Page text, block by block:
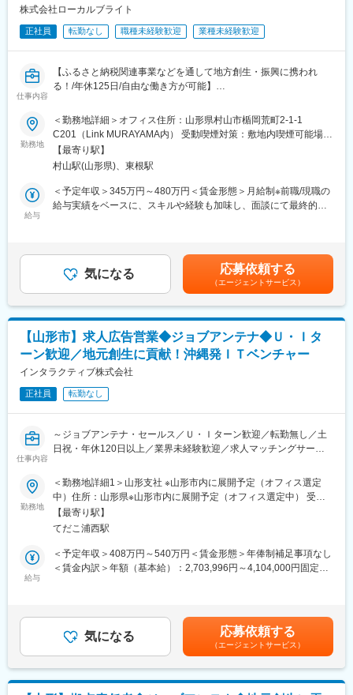
変更の範囲：会社の定める業務
・自治体対応
返礼品に関する打ち合わせ（寄附状況・返礼品・市場に関する
情報共有）
見積書・請求書などの書類の作成
各種スケジュール調整
各ポータルサイトの機能や各種ツールを使用したページ作成
・取引先・寄附者への基本的な電話対応
顧客への架電、一次対応、受付センターでの業務等
・イベント参加
ふるさと納税イベント
■企業HP
https://localbright.co.jp/
ホームページに同社の社員紹介ページを設置しています！
■育成体制
入社後は先輩社員同行のもと、ふるさと納税事業者に訪問いただ
きます。
入社後3カ月程度を目安に同席を繰り返しながら商談の流れなどを
把握いただき、徐々に取引のある小規模事業者の担当をしていた
変更の範囲：会社の定める業務
株式会社ローカルブライト
正社員 転勤なし 職種未経験歓迎 業種未経験歓迎
仕事内容
【ふるさと納税関連事業などを通して地方創生・振興に携われ
る！/年休125日/自由な働き方が可能】
当社は、ふるさと納税を軸に自治体・事業者と並走し、地域が本
来持つ魅力を寄附者に伝わる形へと再構築する会社です。
返礼品企画、ページ制作、プロモーションまでを一貫して支援
し、地域に関わる人の想いや背景を汲み取りながら、価値が正し
く届く仕組みづくりに取り組んできました。
現在は支援自治体・案件数の拡大に伴い、取り組みの質を安定し
て高め、同じ成果を再現できる体制づくりが次の成長テーマとな
整理・推進できるプランナーを募集します。
本ポジションでは、担当自治体・事業者を持ち、ヒアリングから
戦略設計、返礼品企画、ページ制作ディレクション、公開後の数
要な役割です。将来的にはメンバーの業務把握やフォローを行
い、チーム全体の生産性向上にも関わっていただきます。
【実績ストーリー】
JA様と連携し、20年ぶりとなるさくらんぼ返礼品のパッケージ刷
新を担当。
事業者と共に商品の背景や強みを整理し、デザインチームと連携
して商品コンセプトから再構築しました。
公開後は寄附者の反応も変化し、地域ブランドの新たな認知につ
ながりました。
して参加。寄附者との会話や反応を分析し、尾花沢の魅力を表現
したカレンダーノベルティを企画・配布。
リアルな接点で得た気づきを次の施策へ反映しています。
チームそれぞれの立場を理解し、
全体を俯瞰して物事を前に進める視点が身につきます。
・自治体／事業者へのヒアリング、課題整理、戦略立案
・返礼品の新規企画、既存返礼品の改善提案
・撮影、コピー制作など返礼品ページ制作のディレクション
・在庫・数値管理、プロジェクト進行管理
勤務地
＜勤務地詳細＞オフィス住所：山形県村山市楯岡荒町2-1-1
C201（Link MURAYAMA内） 受動喫煙対策：敷地内喫煙可能場所
あり変更の範囲：無
【最寄り駅】
村山駅(山形県)、東根駅
給与
＜予定年収＞345万円～480万円＜賃金形態＞月給制※前職/現職の
給与実績をベースに、スキルや経験も加味し、面談にて最終的な
も目安の金額であり、選考を通じて上下する可能性があります。
月給(月額)は固定手当を含めた表記です。
気になる 応募依頼する
（エージェントサービス）
【山形市】求人広告営業◆ジョブアンテナ◆Ｕ・Ｉタ
ーン歓迎／地元創生に貢献！沖縄発ＩＴベンチャー
インタラクティブ株式会社
正社員 転勤なし
仕事内容
～ジョブアンテナ・セールス／Ｕ・Ｉターン歓迎／転勤無し／土
日祝・年休120日以上／業界未経験歓迎／求人マッチングサービ
◎～
■ポジション概要
沖縄最大級の求人マッチングサービス「ジョブアンテナ」の拡大
を担う法人営業職です。顧客企業の採用課題に向き合い、媒体提
案だけでなく採用コンサルティングまで幅広く支援いただきま
す。
■業務内容：
・マーケットシェアを広げるための新規取引企業の開拓
・その他、人事組織・採用領域での課題解決に関わる業務
勤務地
＜勤務地詳細1＞山形支社 ※山形市内に展開予定（オフィス選定
中）住所：山形県※山形市内に展開予定（オフィス選定中） 受動
喫煙対策：敷地内喫煙可能場所あり＜勤務地詳細2＞本社住所：沖
縄県宜野湾市大山3-11-32 受動喫煙対策：敷地内全面禁煙変更の
【最寄り駅】
てだこ浦西駅
給与
＜予定年収＞408万円～540万円＜賃金形態＞年俸制補足事項なし
＜賃金内訳＞年額（基本給）：2,703,996円～4,104,000円固定残
給与補足＞※経験・能力を考慮の上、当社規定により優遇します。
※賞与：半期に一度の表彰制度あり※昇給：年2回賃金はあくまで
も目安の金額であり、選考を通じて上下する可能性があります。
月給(月額)は固定手当を含めた表記です。
気になる 応募依頼する
（エージェントサービス）